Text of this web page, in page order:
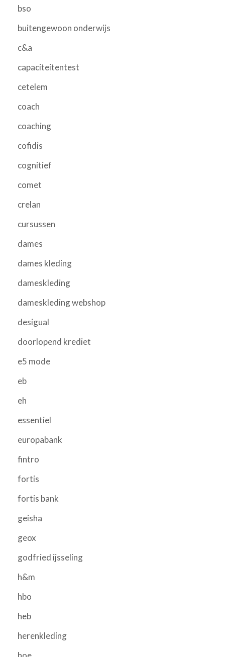
bso
buitengewoon onderwijs
c&a
capaciteitentest
cetelem
coach
coaching
cofidis
cognitief
comet
crelan
cursussen
dames
dames kleding
dameskleding
dameskleding webshop
desigual
doorlopend krediet
e5 mode
eb
eh
essentiel
europabank
fintro
fortis
fortis bank
geisha
geox
godfried ijsseling
h&m
hbo
heb
herenkleding